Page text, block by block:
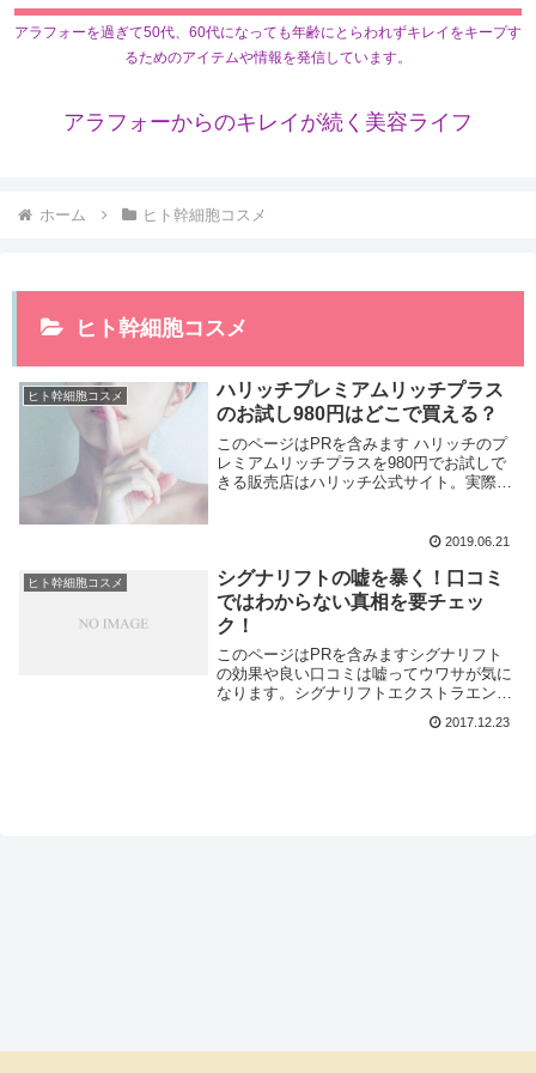
アラフォーを過ぎて50代、60代になっても年齢にとらわれずキレイをキープす
るためのアイテムや情報を発信しています。
アラフォーからのキレイが続く美容ライフ
ホーム ヒト幹細胞コスメ
ヒト幹細胞コスメ
ヒト幹細胞コスメ
ハリッチプレミアムリッチプラス
のお試し980円はどこで買える？
このページはPRを含みます ハリッチのプ
レミアムリッチプラスを980円でお試しで
きる販売店はハリッチ公式サイト。実際に
スは美容鍼で有名な銀座ハリッチが開発
2019.06.21
ヒト幹細胞コスメ
シグナリフトの嘘を暴く！口コミ
ではわからない真相を要チェッ
ク！
このページはPRを含みますシグナリフト
の効果や良い口コミは嘘ってウワサが気に
なります。シグナリフトエクストラエンリ
スメ。ほかの幹細胞コスメと大きく違うと
2017.12.23